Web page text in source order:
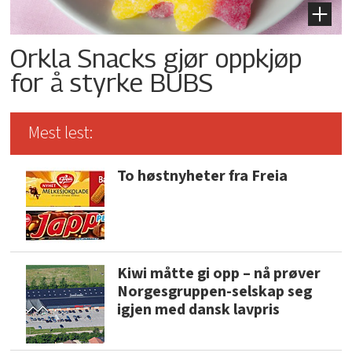
Orkla Snacks gjør oppkjøp
for å styrke BUBS
Mest lest:
To høstnyheter fra Freia
Kiwi måtte gi opp – nå prøver
Norgesgruppen-selskap seg
igjen med dansk lavpris